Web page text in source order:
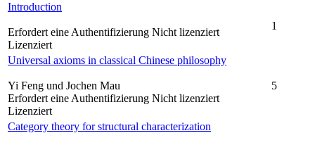
Introduction
Erfordert eine Authentifizierung Nicht lizenziert
Lizenziert
1
Universal axioms in classical Chinese philosophy
Yi Feng und Jochen Mau
Erfordert eine Authentifizierung Nicht lizenziert
Lizenziert
5
Category theory for structural characterization